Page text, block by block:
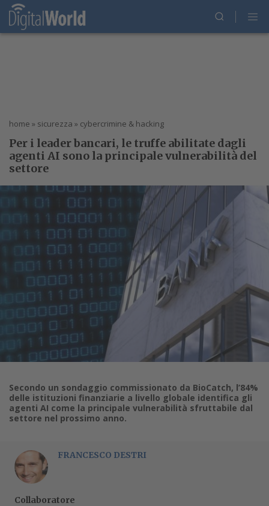
home » sicurezza » cybercrimine & hacking
Per i leader bancari, le truffe abilitate dagli
agenti AI sono la principale vulnerabilità del
settore
Secondo un sondaggio commissionato da BioCatch, l’84%
delle istituzioni finanziarie a livello globale identifica gli
agenti AI come la principale vulnerabilità sfruttabile dal
settore nel prossimo anno.
FRANCESCO DESTRI
Collaboratore